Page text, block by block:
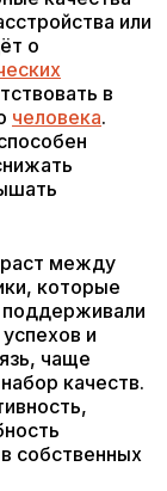
или
о
в
человека.
между
которые
поддерживали
и
чаще
качеств.
собственных